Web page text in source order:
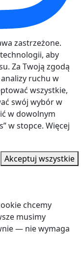
zastrzeżone.
aby
Za Twoją zgodą
ruchu w
wszystkie,
swój wybór w
w dowolnym
w stopce. Więcej
Akceptuj wszystkie
chcemy
musimy
— nie wymaga